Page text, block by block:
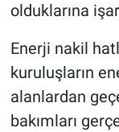
olduklarına
Enerji nakil
kuruluşların
alanlardan
bakımları